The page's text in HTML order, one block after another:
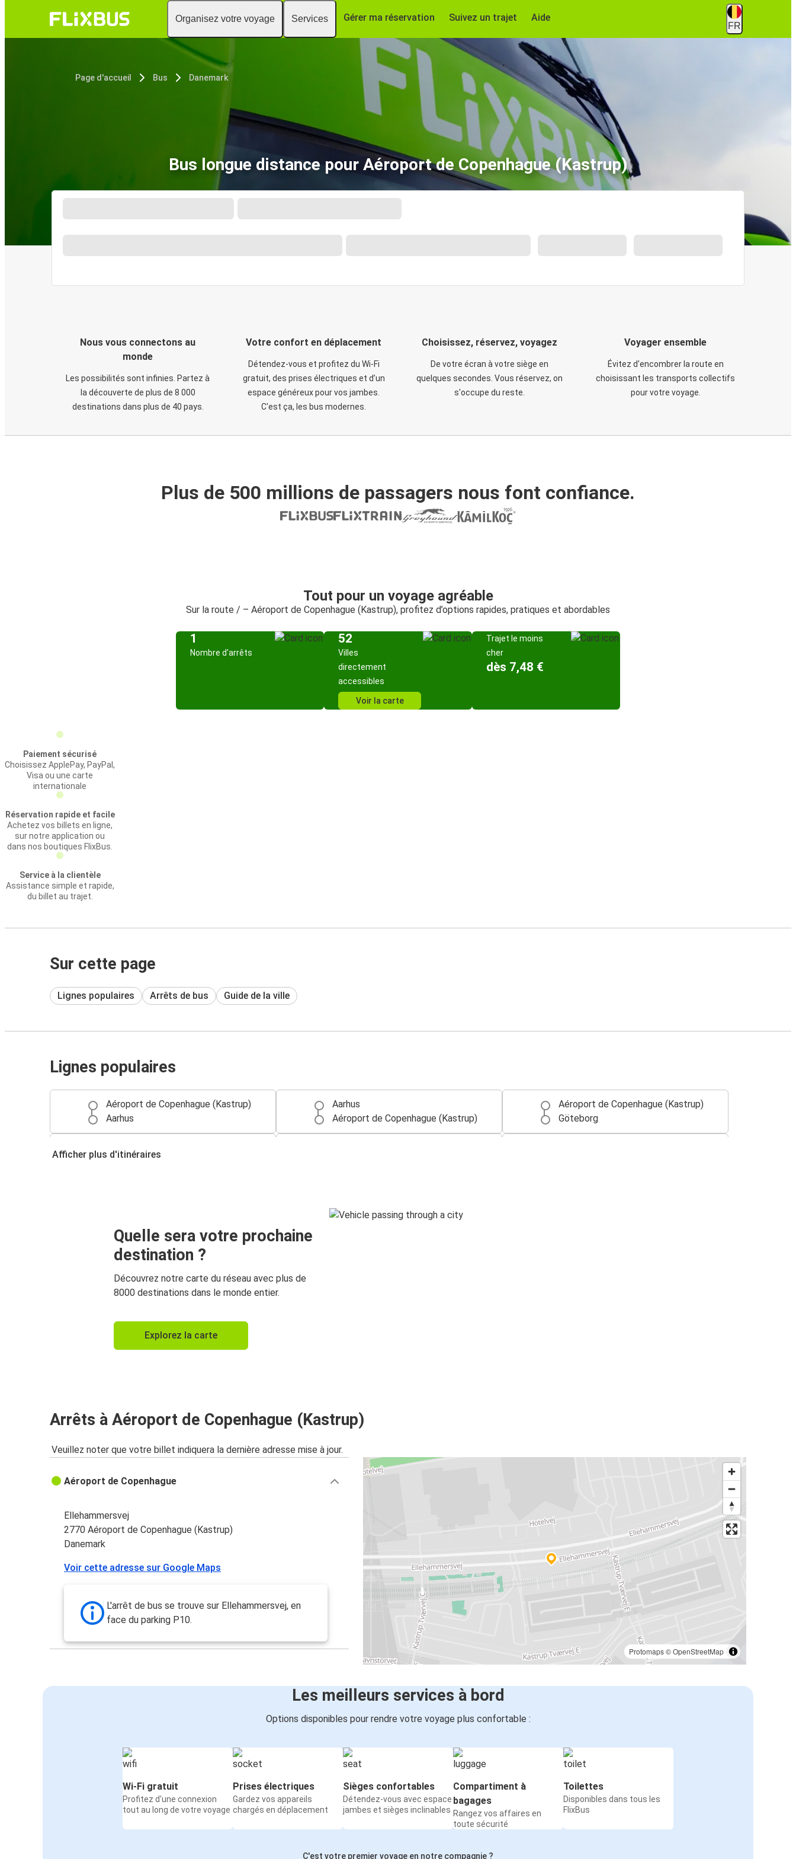
Organisez votre voyage Services Gérer ma réservation Suivez un trajet Aide
FR
Page d'accueil Bus Danemark
Bus longue distance pour Aéroport de Copenhague (Kastrup)
Nous vous connectons au
monde
Les possibilités sont infinies. Partez à
la découverte de plus de 8 000
destinations dans plus de 40 pays.
Votre confort en déplacement
Détendez-vous et profitez du Wi-Fi
gratuit, des prises électriques et d’un
espace généreux pour vos jambes.
C'est ça, les bus modernes.
Choisissez, réservez, voyagez
De votre écran à votre siège en
quelques secondes. Vous réservez, on
s'occupe du reste.
Voyager ensemble
Évitez d'encombrer la route en
choisissant les transports collectifs
pour votre voyage.
Plus de 500 millions de passagers nous font confiance.
Tout pour un voyage agréable
Sur la route / – Aéroport de Copenhague (Kastrup), profitez d’options rapides, pratiques et abordables
1
Nombre d'arrêts
52
Villes
directement
accessibles
Voir la carte
Trajet le moins
cher
dès 7,48 €
Paiement sécurisé
Choisissez ApplePay, PayPal,
Visa ou une carte
internationale
Réservation rapide et facile
Achetez vos billets en ligne,
sur notre application ou
dans nos boutiques FlixBus.
Service à la clientèle
Assistance simple et rapide,
du billet au trajet.
Sur cette page
Lignes populaires Arrêts de bus Guide de la ville
Lignes populaires
Aéroport de Copenhague (Kastrup)
Aarhus
Aarhus
Aéroport de Copenhague (Kastrup)
Aéroport de Copenhague (Kastrup)
Göteborg
Göteborg
Amsterdam
Afficher plus d'itinéraires
Quelle sera votre prochaine
destination ?
Découvrez notre carte du réseau avec plus de
8000 destinations dans le monde entier.
Explorez la carte
Arrêts à Aéroport de Copenhague (Kastrup)
Veuillez noter que votre billet indiquera la dernière adresse mise à jour.
Protomaps©OpenStreetMap
Aéroport de Copenhague
Ellehammersvej
2770 Aéroport de Copenhague (Kastrup)
Danemark
Voir cette adresse sur Google Maps
L'arrêt de bus se trouve sur Ellehammersvej, en
face du parking P10.
Les meilleurs services à bord
Options disponibles pour rendre votre voyage plus confortable :
Wi-Fi gratuit
Profitez d'une connexion
tout au long de votre voyage
Prises électriques
Gardez vos appareils
chargés en déplacement
Sièges confortables
Détendez-vous avec espace
jambes et sièges inclinables
Compartiment à
bagages
Rangez vos affaires en
toute sécurité
Toilettes
Disponibles dans tous les
FlixBus
C'est votre premier voyage en notre compagnie ?